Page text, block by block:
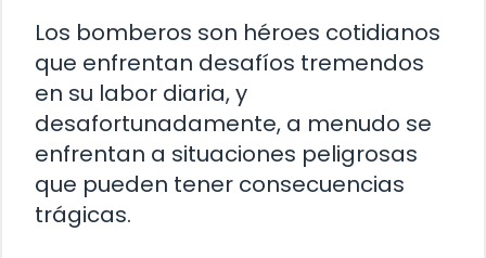
Los bomberos son héroes cotidianos
que enfrentan desafíos tremendos
en su labor diaria, y
desafortunadamente, a menudo se
enfrentan a situaciones peligrosas
que pueden tener consecuencias
trágicas.